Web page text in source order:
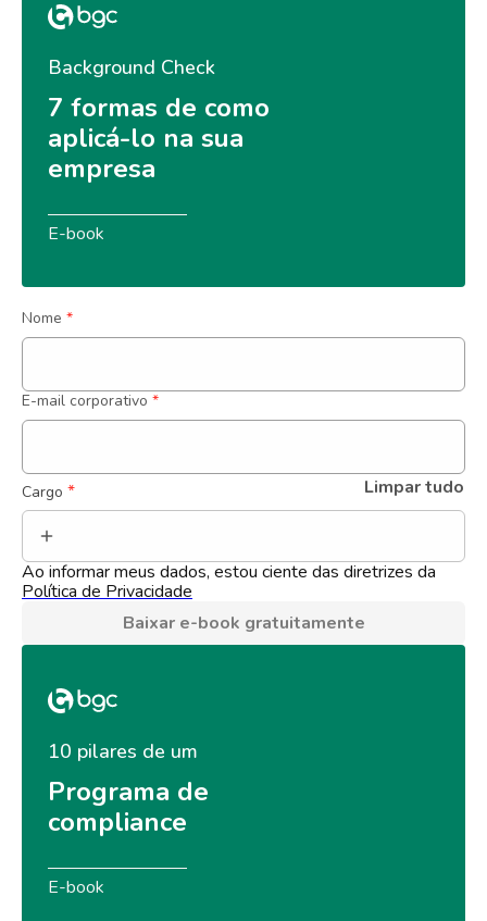
Background Check
7 formas de como
aplicá-lo na sua
empresa
E-book
Nome *
E-mail corporativo *
Cargo * Limpar tudo
Ao informar meus dados, estou ciente das diretrizes da
Política de Privacidade
Baixar e-book gratuitamente
10 pilares de um
Programa de
compliance
E-book